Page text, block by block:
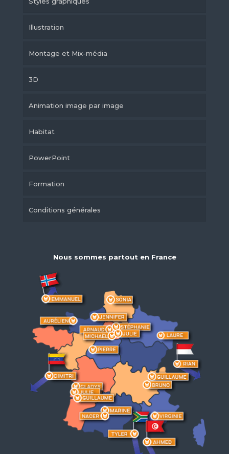
Illustration
Montage et Mix-média
3D
Animation image par image
Habitat
PowerPoint
Formation
Conditions générales
Nous sommes partout en France